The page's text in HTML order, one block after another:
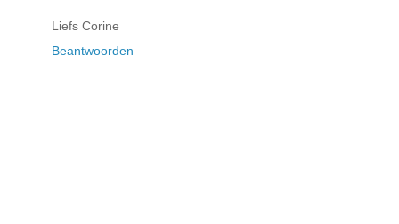
Liefs Corine
Beantwoorden